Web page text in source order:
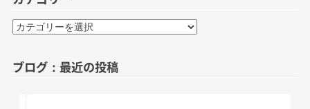
カ
テ
リ
ブログ：最近の投稿